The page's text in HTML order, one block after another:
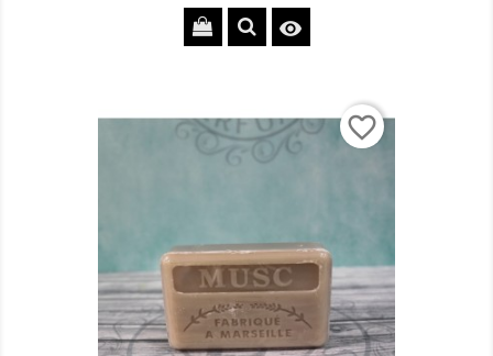

favorite_border